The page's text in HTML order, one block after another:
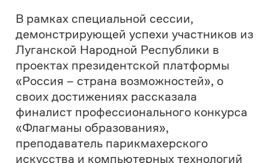
столько возможностей, я тоже имею
много возможностей – стала участником
проекта «Флагманы образования», для
меня это проект нового уровня, который и
мне даёт шанс. Благодаря этому проекту
я стала главным амбассадором
платформы в колледже – я говорю своим
студентам, что все двери открыты, что
сейчас столько возможностей себя
реализовать, сколько у меня не было в их
возрасте, я им даже по-доброму
завидую», – поделиласьЮлия.